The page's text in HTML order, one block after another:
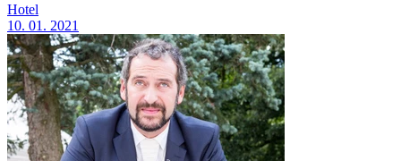
Hotel
10. 01. 2021